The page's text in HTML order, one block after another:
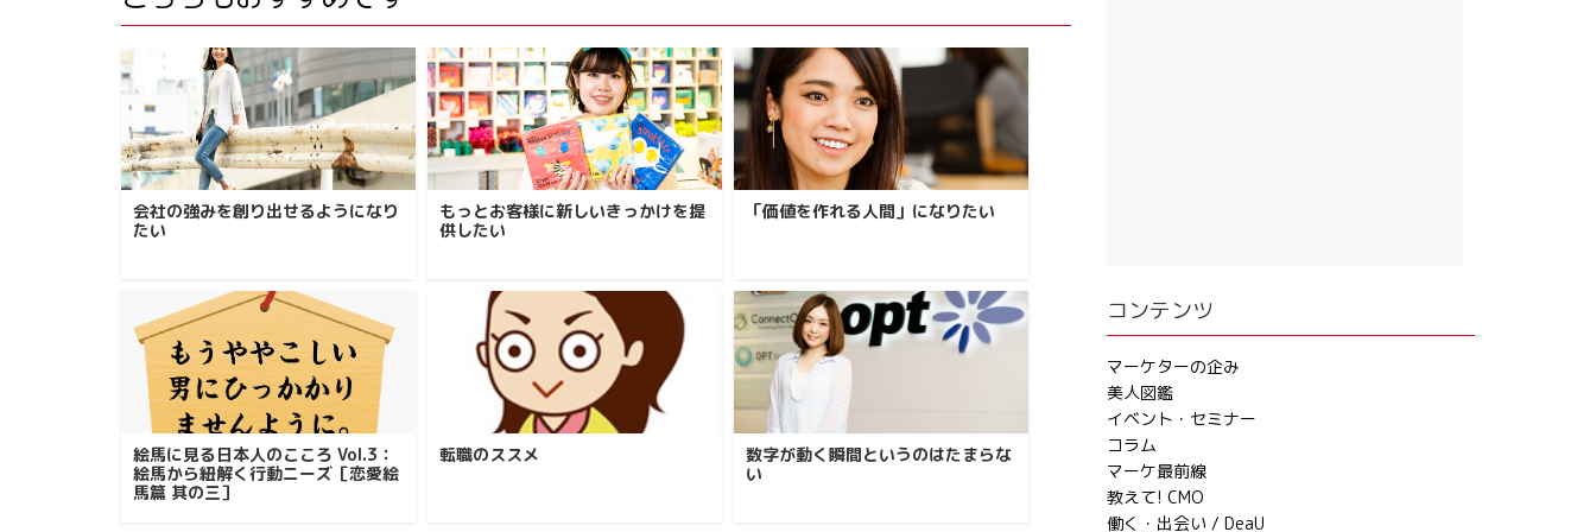
会社の強みを創り出せるようになり
たい
もっとお客様に新しいきっかけを提
供したい
「価値を作れる人間」になりたい
絵馬に見る日本人のこころ Vol.3：
絵馬から紐解く行動ニーズ［恋愛絵
馬篇 其の三］
転職のススメ
数字が動く瞬間というのはたまらな
い
コンテンツ
マーケターの企み
美人図鑑
イベント・セミナー
コラム
マーケ最前線
教えて! CMO
働く・出会い / DeaU